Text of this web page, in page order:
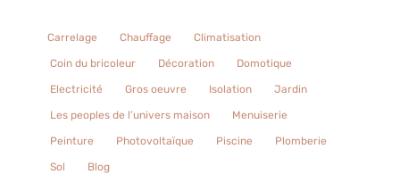
Carrelage Chauffage Climatisation
Coin du bricoleur Décoration Domotique
Electricité Gros oeuvre Isolation Jardin
Les peoples de l’univers maison Menuiserie
Peinture Photovoltaïque Piscine Plomberie
Sol Blog